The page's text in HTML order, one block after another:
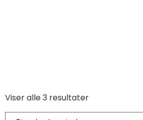
Viser alle 3 resultater